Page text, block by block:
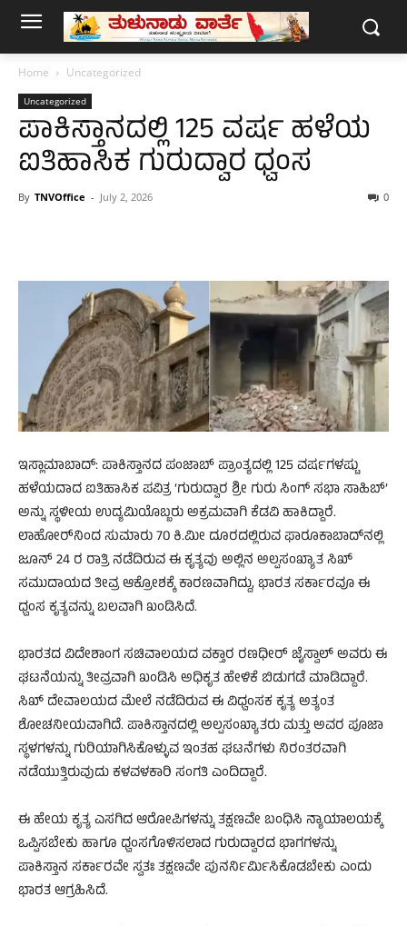
Home Uncategorized
Uncategorized
ಪಾಕಿಸ್ತಾನದಲ್ಲಿ 125 ವರ್ಷ ಹಳೆಯ
ಐತಿಹಾಸಿಕ ಗುರುದ್ವಾರ ಧ್ವಂಸ
By TNVOffice - July 2, 2026 0
ಇಸ್ಲಾಮಾಬಾದ್: ಪಾಕಿಸ್ತಾನದ ಪಂಜಾಬ್ ಪ್ರಾಂತ್ಯದಲ್ಲಿ 125 ವರ್ಷಗಳಷ್ಟು
ಹಳೆಯದಾದ ಐತಿಹಾಸಿಕ ಪವಿತ್ರ ‘ಗುರುದ್ವಾರ ಶ್ರೀ ಗುರು ಸಿಂಗ್ ಸಭಾ ಸಾಹಿಬ್’
ಅನ್ನು ಸ್ಥಳೀಯ ಉದ್ಯಮಿಯೊಬ್ಬರು ಅಕ್ರಮವಾಗಿ ಕೆಡವಿ ಹಾಕಿದ್ದಾರೆ.
ಲಾಹೋರ್‌ನಿಂದ ಸುಮಾರು 70 ಕಿ.ಮೀ ದೂರದಲ್ಲಿರುವ ಫಾರೂಕಾಬಾದ್‌ನಲ್ಲಿ
ಜೂನ್ 24 ರ ರಾತ್ರಿ ನಡೆದಿರುವ ಈ ಕೃತ್ಯವು ಅಲ್ಲಿನ ಅಲ್ಪಸಂಖ್ಯಾತ ಸಿಖ್
ಸಮುದಾಯದ ತೀವ್ರ ಆಕ್ರೋಶಕ್ಕೆ ಕಾರಣವಾಗಿದ್ದು, ಭಾರತ ಸರ್ಕಾರವೂ ಈ
ಧ್ವಂಸ ಕೃತ್ಯವನ್ನು ಬಲವಾಗಿ ಖಂಡಿಸಿದೆ.
ಭಾರತದ ವಿದೇಶಾಂಗ ಸಚಿವಾಲಯದ ವಕ್ತಾರ ರಣಧೀರ್ ಜೈಸ್ವಾಲ್ ಅವರು ಈ
ಘಟನೆಯನ್ನು ತೀವ್ರವಾಗಿ ಖಂಡಿಸಿ ಅಧಿಕೃತ ಹೇಳಿಕೆ ಬಿಡುಗಡೆ ಮಾಡಿದ್ದಾರೆ.
ಸಿಖ್ ದೇವಾಲಯದ ಮೇಲೆ ನಡೆದಿರುವ ಈ ವಿಧ್ವಂಸಕ ಕೃತ್ಯ ಅತ್ಯಂತ
ಶೋಚನೀಯವಾಗಿದೆ. ಪಾಕಿಸ್ತಾನದಲ್ಲಿ ಅಲ್ಪಸಂಖ್ಯಾತರು ಮತ್ತು ಅವರ ಪೂಜಾ
ಸ್ಥಳಗಳನ್ನು ಗುರಿಯಾಗಿಸಿಕೊಳ್ಳುವ ಇಂತಹ ಘಟನೆಗಳು ನಿರಂತರವಾಗಿ
ನಡೆಯುತ್ತಿರುವುದು ಕಳವಳಕಾರಿ ಸಂಗತಿ ಎಂದಿದ್ದಾರೆ.
ಈ ಹೇಯ ಕೃತ್ಯ ಎಸಗಿದ ಆರೋಪಿಗಳನ್ನು ತಕ್ಷಣವೇ ಬಂಧಿಸಿ ನ್ಯಾಯಾಲಯಕ್ಕೆ
ಒಪ್ಪಿಸಬೇಕು ಹಾಗೂ ಧ್ವಂಸಗೊಳಿಸಲಾದ ಗುರುದ್ವಾರದ ಭಾಗಗಳನ್ನು
ಪಾಕಿಸ್ತಾನ ಸರ್ಕಾರವೇ ಸ್ವತಃ ತಕ್ಷಣವೇ ಪುನರ್ನಿರ್ಮಿಸಿಕೊಡಬೇಕು ಎಂದು
ಭಾರತ ಆಗ್ರಹಿಸಿದೆ.